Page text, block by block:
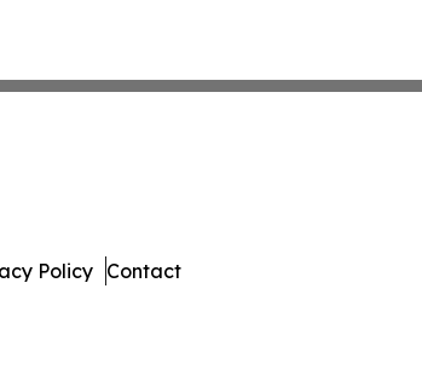
Policy Contact